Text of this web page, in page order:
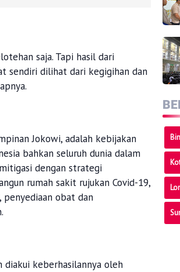
saja. Tapi hasil dari
sendiri dilihat dari kegigihan dan
Jokowi, adalah kebijakan
bahkan seluruh dunia dalam
dengan strategi
rumah sakit rujukan Covid-19,
obat dan
diakui keberhasilannya oleh